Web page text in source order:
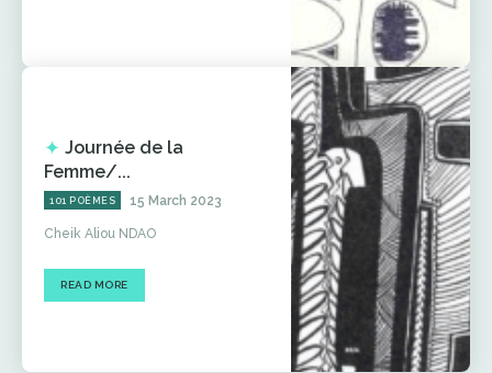
Journée de la
Femme/...
101 POÈMES 15 March 2023
Cheik Aliou NDAO
READ MORE